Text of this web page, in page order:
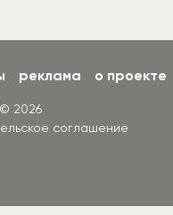
реклама о проекте
2026
соглашение